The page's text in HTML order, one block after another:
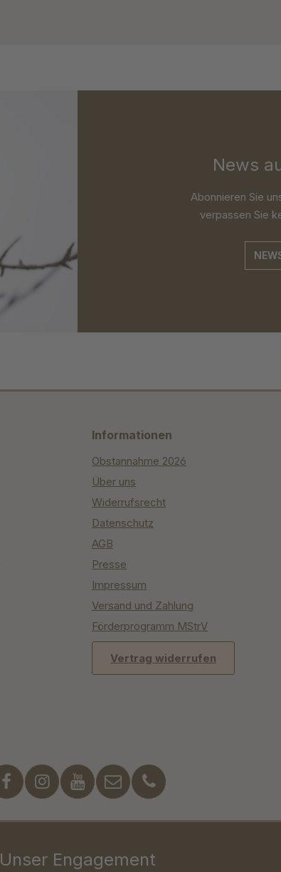
News
Abonnieren Sie
verpassen Sie
Informationen
Obstannahme 2026
Über uns
Widerrufsrecht
Datenschutz
AGB
Presse
Impressum
Versand und Zahlung
Förderprogramm MStrV
Vertrag widerrufen
Unser Engagement